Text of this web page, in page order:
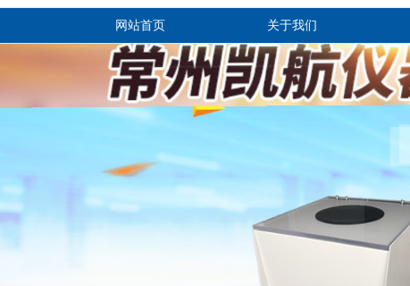
网站首页 关于我们